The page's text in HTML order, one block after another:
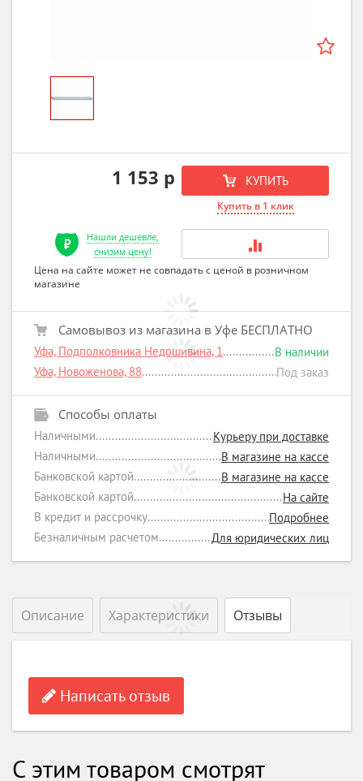
1 153 р КУПИТЬ
Купить в 1 клик
Нашли дешевле,
снизим цену!
Цена на сайте может не совпадать с ценой в розничном
магазине
Самовывоз из магазина в Уфе БЕСПЛАТНО
Уфа, Подполковника Недошивина, 1
В наличии
Уфа, Новоженова, 88
Под заказ
Способы оплаты
Наличными
Курьеру при доставке
Наличными
В магазине на кассе
Банковской картой
В магазине на кассе
Банковской картой
На сайте
В кредит и рассрочку
Подробнее
Безналичным расчетом
Для юридических лиц
Описание Характеристики Отзывы
Написать отзыв
С этим товаром смотрят